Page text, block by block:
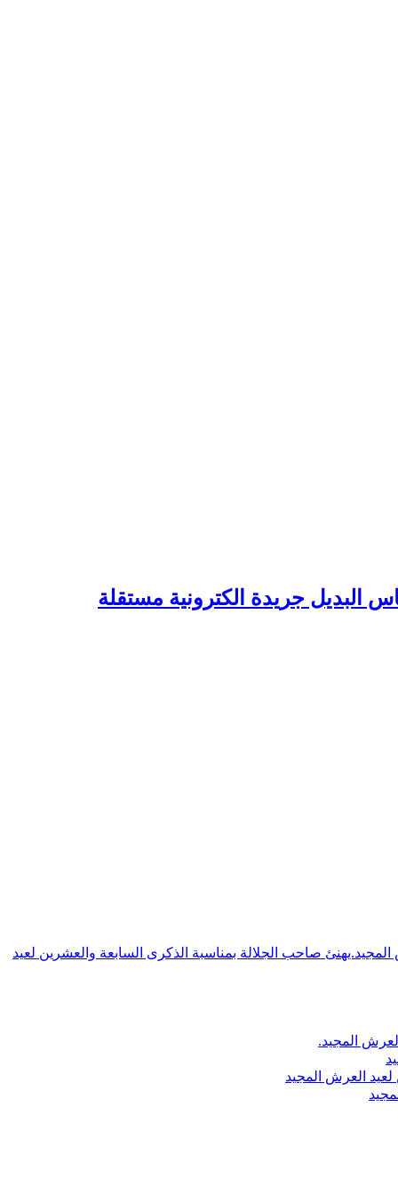
البديل جريدة الكترونية مستقلة
صاحب الجلالة بمناسبة الذكرى السابعة والعشرين لعيد
المجيد.
العرش المجيد